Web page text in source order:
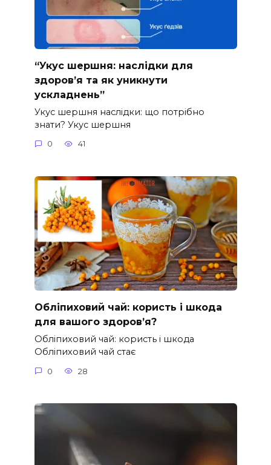
“Укус шершня: наслідки для
здоров’я та як уникнути
ускладнень”
Укус шершня наслідки: що потрібно
знати? Укус шершня
0 41
Обліпиховий чай: користь і шкода
для вашого здоров’я?
Обліпиховий чай: користь і шкода
Обліпиховий чай стає
0 28